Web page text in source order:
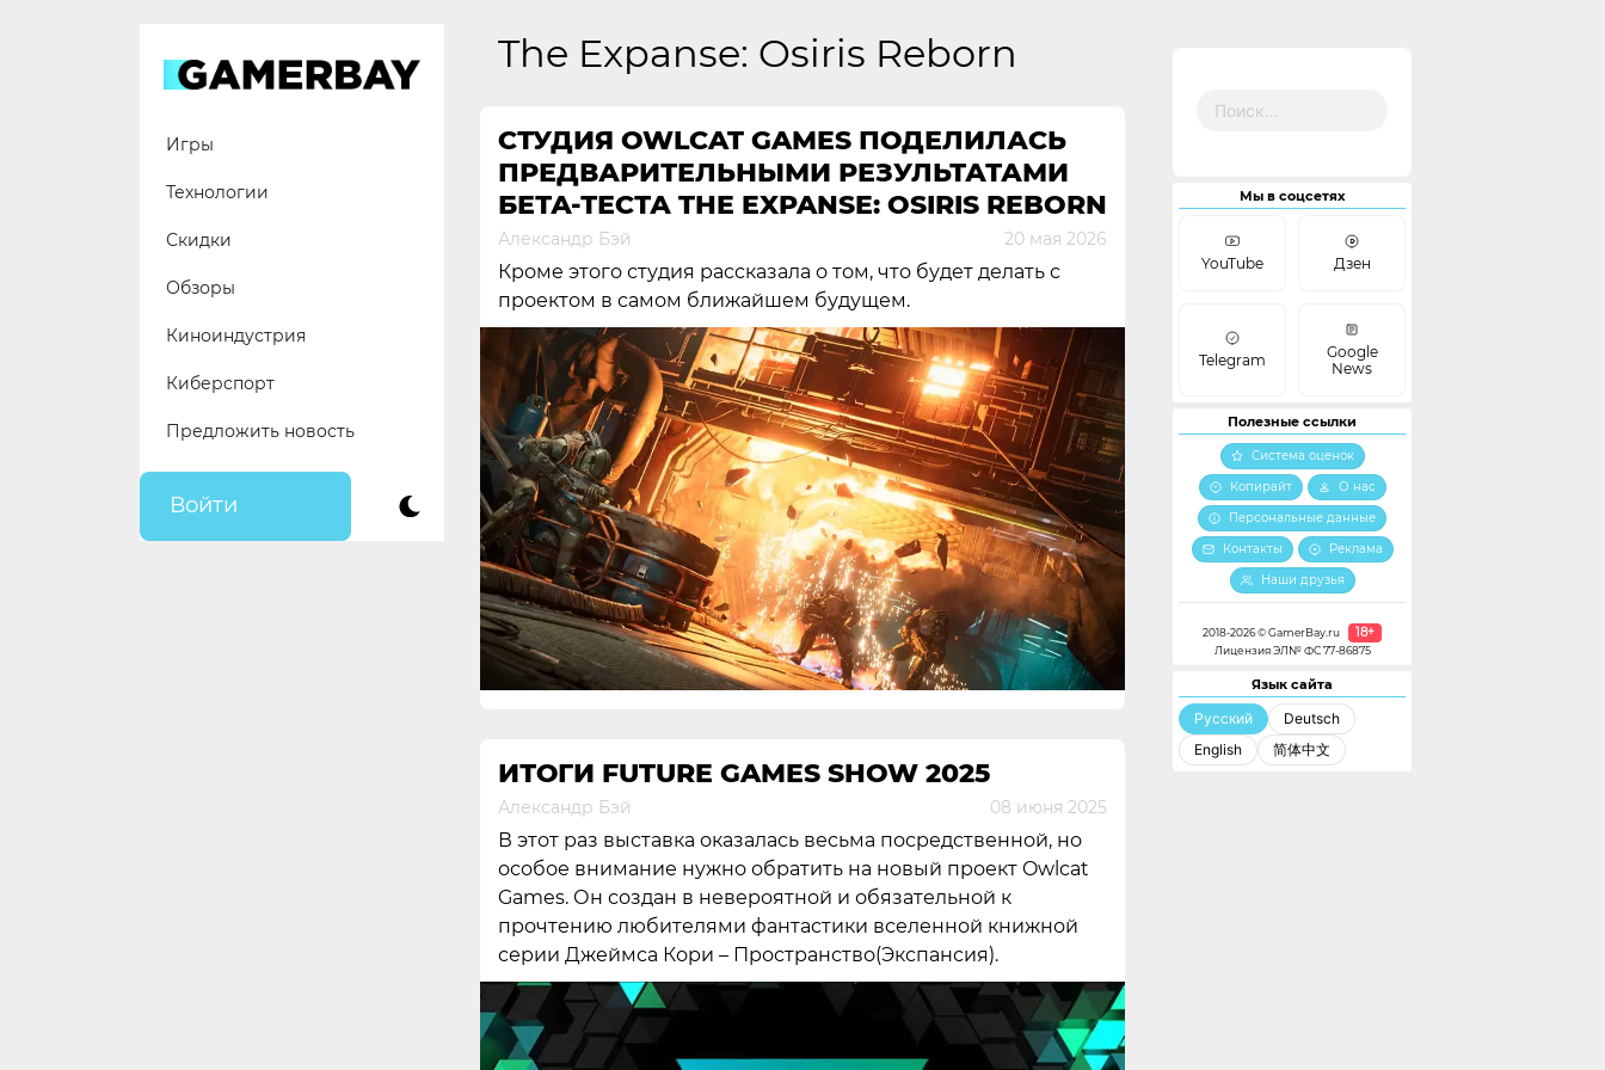
Игры
Технологии
Скидки
Обзоры
Киноиндустрия
Киберспорт
Предложить новость
Войти
The Expanse: Osiris Reborn
СТУДИЯ OWLCAT GAMES ПОДЕЛИЛАСЬ
ПРЕДВАРИТЕЛЬНЫМИ РЕЗУЛЬТАТАМИ
БЕТА-ТЕСТА THE EXPANSE: OSIRIS REBORN
Александр Бэй 20 мая 2026
Кроме этого студия рассказала о том, что будет делать с
проектом в самом ближайшем будущем.
ИТОГИ FUTURE GAMES SHOW 2025
Александр Бэй 08 июня 2025
В этот раз выставка оказалась весьма посредственной, но
особое внимание нужно обратить на новый проект Owlcat
Games. Он создан в невероятной и обязательной к
прочтению любителями фантастики вселенной книжной
серии Джеймса Кори – Пространство(Экспансия).
Мы в соцсетях
YouTube Дзен
Telegram
Google
News
Полезные ссылки
Система оценок
Копирайт
О нас
Персональные данные
Контакты
Реклама
Наши друзья
2018-2026 © GamerBay.ru 18+
Лицензия ЭЛ№ ФС 77-86875
Язык сайта
Русский
Deutsch
English
简体中文